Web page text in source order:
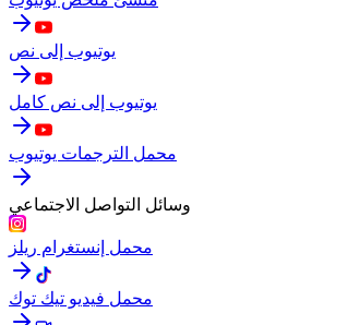
يوتيوب إلى نص
يوتيوب إلى نص كامل
محمل الترجمات يوتيوب
وسائل التواصل الاجتماعي
محمل إنستغرام ريلز
محمل فيديو تيك توك